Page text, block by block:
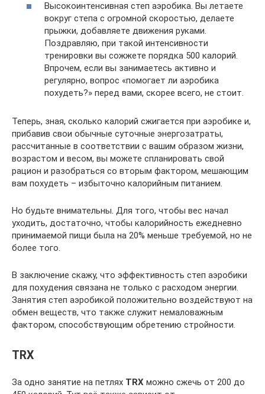
Высокоинтенсивная степ аэробика. Вы летаете
вокруг степа с огромной скоростью, делаете
прыжки, добавляете движения руками.
Поздравляю, при такой интенсивности
тренировки вы сожжете порядка 500 калорий.
Впрочем, если вы занимаетесь активно и
регулярно, вопрос «помогает ли аэробика
похудеть?» перед вами, скорее всего, не стоит.
Теперь, зная, сколько калорий сжигается при аэробике и,
прибавив свои обычные суточные энергозатраты,
рассчитанные в соответствии с вашим образом жизни,
возрастом и весом, вы можете спланировать свой
рацион и разобраться со вторым фактором, мешающим
вам похудеть – избыточно калорийным питанием.
Но будьте внимательны. Для того, чтобы вес начал
уходить, достаточно, чтобы калорийность ежедневно
принимаемой пищи была на 20% меньше требуемой, но не
более того.
В заключение скажу, что эффективность степ аэробики
для похудения связана не только с расходом энергии.
Занятия степ аэробикой положительно воздействуют на
обмен веществ, что также служит немаловажным
фактором, способствующим обретению стройности.
TRX
За одно занятие на петлях TRX можно сжечь от 200 до